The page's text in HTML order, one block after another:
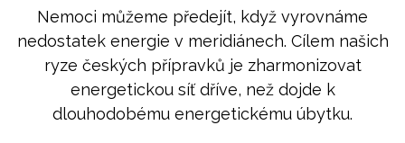
Nemoci můžeme předejít, když vyrovnáme
nedostatek energie v meridiánech. Cílem našich
ryze českých přípravků je zharmonizovat
energetickou síť dříve, než dojde k
dlouhodobému energetickému úbytku.